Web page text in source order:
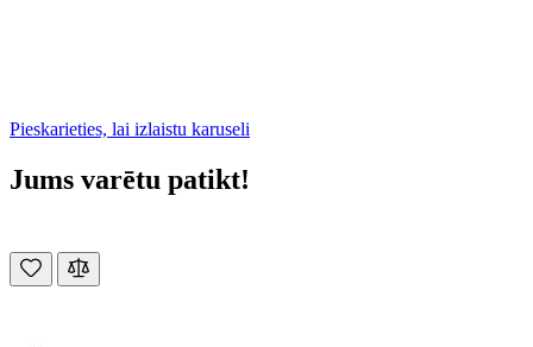
Pieskarieties, lai izlaistu karuseli
Jums varētu patikt!